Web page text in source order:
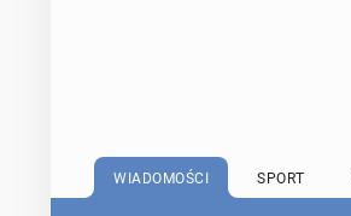
WIADOMOŚCI SPORT